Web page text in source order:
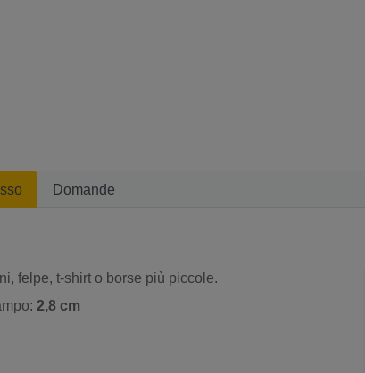
Domande
felpe, t-shirt o borse più piccole.
2,8 cm